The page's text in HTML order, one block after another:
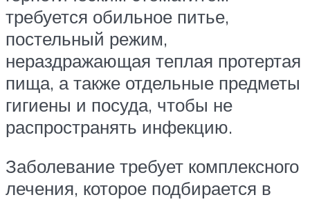
требуется обильное питье,
постельный режим,
нераздражающая теплая протертая
пища, а также отдельные предметы
гигиены и посуда, чтобы не
распространять инфекцию.
Заболевание требует комплексного
лечения, которое подбирается в